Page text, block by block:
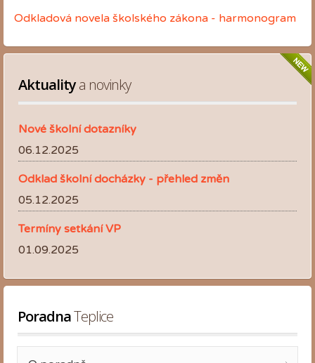
Odkladová novela školského zákona - harmonogram
Aktuality a novinky
Nové školní dotazníky
06.12.2025
Odklad školní docházky - přehled změn
05.12.2025
Termíny setkání VP
01.09.2025
Poradna Teplice